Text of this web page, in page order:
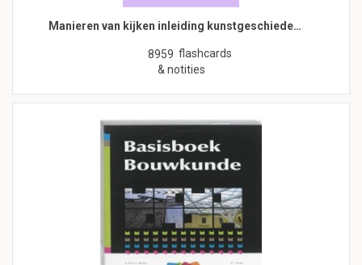
Manieren van kijken inleiding kunstgeschiede…
8959 flashcards
& notities